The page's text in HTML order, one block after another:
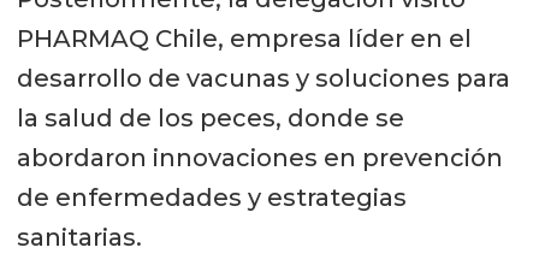
PHARMAQ Chile, empresa líder en el
desarrollo de vacunas y soluciones para
la salud de los peces, donde se
abordaron innovaciones en prevención
de enfermedades y estrategias
sanitarias.